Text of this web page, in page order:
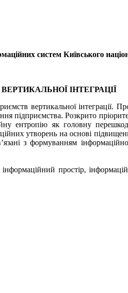
систем Київського
ІНТЕГРАЦІЇ
вертикальної інтеграції.
підприємства. Розкрито
ентропію як головну
утворень на основі
з формуванням
простір,